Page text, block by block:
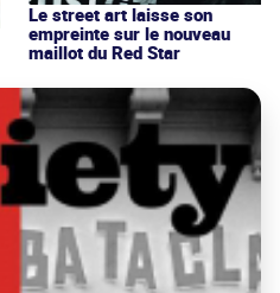
Le street art laisse son
empreinte sur le nouveau
maillot du Red Star